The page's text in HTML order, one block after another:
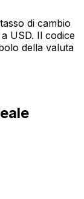
di cambio
USD. Il codice
della valuta